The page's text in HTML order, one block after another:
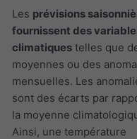
Les prévisions
fournissent des
climatiques telles que
moyennes ou des
mensuelles. Les
sont des écarts par
la moyenne
Ainsi, une température